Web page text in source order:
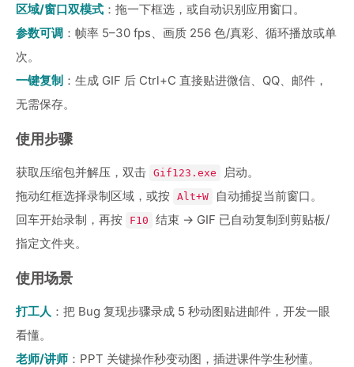
区域/窗口双模式 ：拖一下框选，或自动识别应用窗口。
参数可调 ：帧率 5–30 fps、画质 256 色/真彩、循环播放或单
次。
一键复制 ：生成 GIF 后 Ctrl+C 直接贴进微信、QQ、邮件，
无需保存。
使用步骤
获取压缩包并解压，双击 Gif123.exe
启动。
拖动红框选择录制区域，或按 Alt+W
自动捕捉当前窗口。
回车开始录制，再按
F10
结束 → GIF 已自动复制到剪贴板/
指定文件夹。
使用场景
打工人 ：把 Bug 复现步骤录成 5 秒动图贴进邮件，开发一眼
看懂。
老师/讲师 ：PPT 关键操作秒变动图，插进课件学生秒懂。